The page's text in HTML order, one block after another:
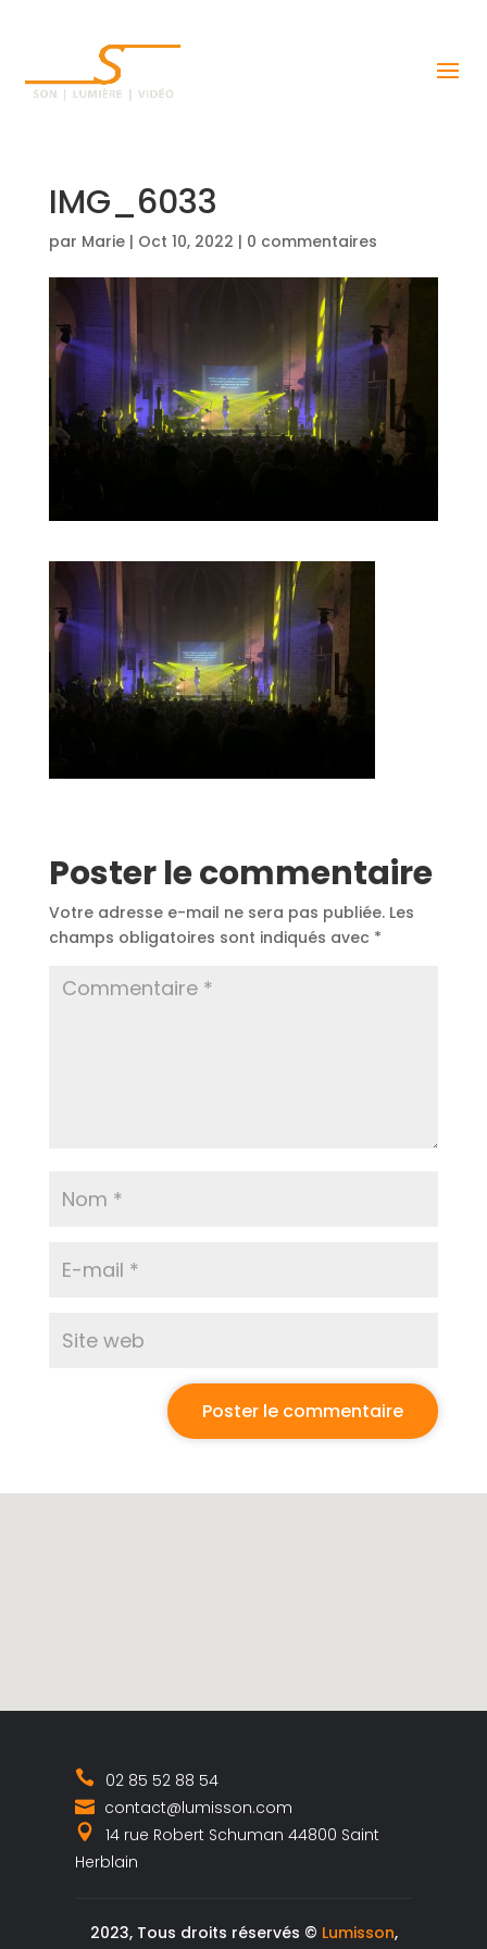
IMG_6033
par Marie| Oct 10, 2022 | 0 commentaires
Poster le commentaire
Votre adresse e-mail ne sera pas publiée. Les
champs obligatoires sont indiqués avec *
02 85 52 88 54
contact@lumisson.com
14 rue Robert Schuman 44800 Saint
Herblain
2023, Tous droits réservés © Lumisson,